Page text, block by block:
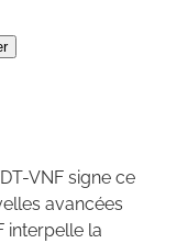
VNF signe ce
avancées
interpelle la